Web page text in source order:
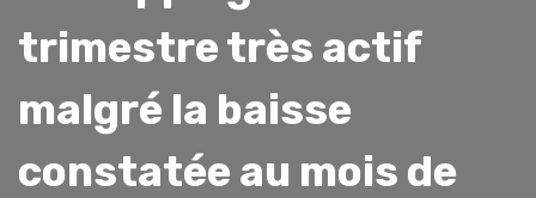
trimestre très actif
malgré la baisse
constatée au mois de